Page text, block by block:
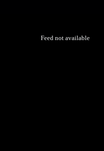
Feed not available